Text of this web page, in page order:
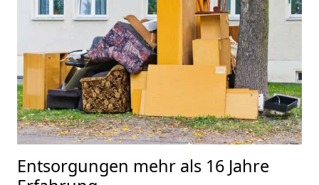
Entsorgungen mehr als 16 Jahre